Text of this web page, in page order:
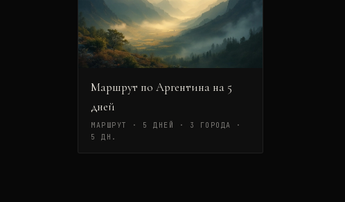
Маршрут по Аргентина на 5
дней
МАРШРУТ · 5 ДНЕЙ · 3 ГОРОДА
·
5 ДН.